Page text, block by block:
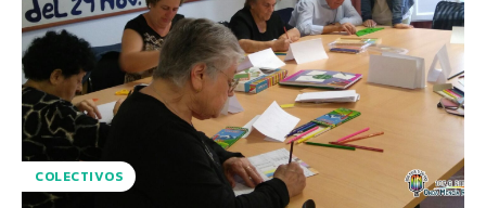
COLECTIVOS